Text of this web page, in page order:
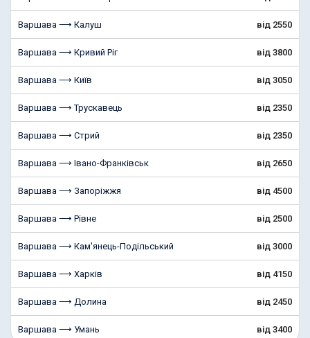
Варшава ⟶ Калуш від 2550
Варшава ⟶ Кривий Ріг від 3800
Варшава ⟶ Київ від 3050
Варшава ⟶ Трускавець від 2350
Варшава ⟶ Стрий від 2350
Варшава ⟶ Івано-Франківськ від 2650
Варшава ⟶ Запоріжжя від 4500
Варшава ⟶ Рівне від 2500
Варшава ⟶ Кам'янець-Подільський від 3000
Варшава ⟶ Харків від 4150
Варшава ⟶ Долина від 2450
Варшава ⟶ Умань від 3400